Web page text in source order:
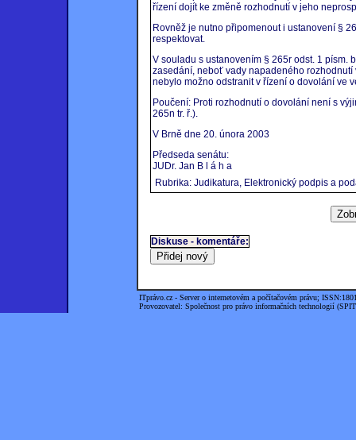
řízení dojít ke změně rozhodnutí v jeho
Rovněž je nutno připomenout i ustanovení §
respektovat.
V souladu s ustanovením § 265r odst. 1 písm.
zasedání, neboť vady napadeného
nebylo možno odstranit v řízení o dovolání ve
Poučení: Proti rozhodnutí o dovolání není s
265n tr. ř.).
V Brně dne 20. února 2003
Předseda senátu:
JUDr. Jan B l á h a
Rubrika: Judikatura, Elektronický podpis a
Diskuse - komentáře:
ITprávo.cz - Server o internetovém a počítačovém právu;
Provozovatel: Společnost pro právo informačních technologií